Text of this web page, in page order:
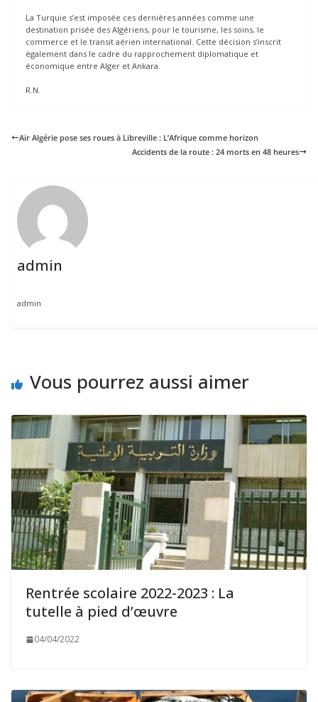
La Turquie s’est imposée ces dernières années comme une
destination prisée des Algériens, pour le tourisme, les soins, le
commerce et le transit aérien international. Cette décision s’inscrit
également dans le cadre du rapprochement diplomatique et
économique entre Alger et Ankara.
R.N.
Air Algérie pose ses roues à Libreville : L’Afrique comme horizon
Accidents de la route : 24 morts en 48 heures
admin
admin
Vous pourrez aussi aimer
Rentrée scolaire 2022-2023 : La
tutelle à pied d’œuvre
04/04/2022